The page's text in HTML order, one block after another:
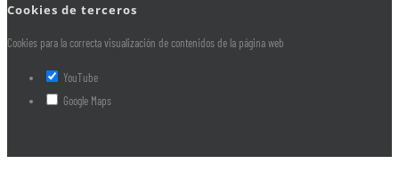
Cookies de terceros
Cookies para la correcta visualización de contenidos de la página web
YouTube
Google Maps